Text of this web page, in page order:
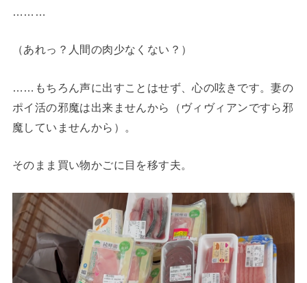
………
（あれっ？人間の肉少なくない？）
……もちろん声に出すことはせず、心の呟きです。妻の
ポイ活の邪魔は出来ませんから（ヴィヴィアンですら邪
魔していませんから）。
そのまま買い物かごに目を移す夫。